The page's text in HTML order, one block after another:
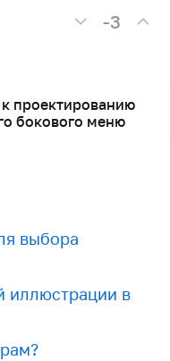
-3
проектированию
бокового меню
выбора
иллюстрации в